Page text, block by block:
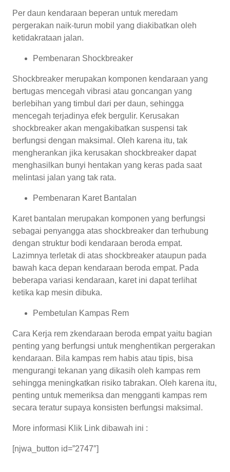
Per daun kendaraan beperan untuk meredam
pergerakan naik-turun mobil yang diakibatkan oleh
ketidakrataan jalan.
Pembenaran Shockbreaker
Shockbreaker merupakan komponen kendaraan yang
bertugas mencegah vibrasi atau goncangan yang
berlebihan yang timbul dari per daun, sehingga
mencegah terjadinya efek bergulir. Kerusakan
shockbreaker akan mengakibatkan suspensi tak
berfungsi dengan maksimal. Oleh karena itu, tak
mengherankan jika kerusakan shockbreaker dapat
menghasilkan bunyi hentakan yang keras pada saat
melintasi jalan yang tak rata.
Pembenaran Karet Bantalan
Karet bantalan merupakan komponen yang berfungsi
sebagai penyangga atas shockbreaker dan terhubung
dengan struktur bodi kendaraan beroda empat.
Lazimnya terletak di atas shockbreaker ataupun pada
bawah kaca depan kendaraan beroda empat. Pada
beberapa variasi kendaraan, karet ini dapat terlihat
ketika kap mesin dibuka.
Pembetulan Kampas Rem
Cara Kerja rem zkendaraan beroda empat yaitu bagian
penting yang berfungsi untuk menghentikan pergerakan
kendaraan. Bila kampas rem habis atau tipis, bisa
mengurangi tekanan yang dikasih oleh kampas rem
sehingga meningkatkan risiko tabrakan. Oleh karena itu,
penting untuk memeriksa dan mengganti kampas rem
secara teratur supaya konsisten berfungsi maksimal.
More informasi Klik Link dibawah ini :
[njwa_button id=”2747″]